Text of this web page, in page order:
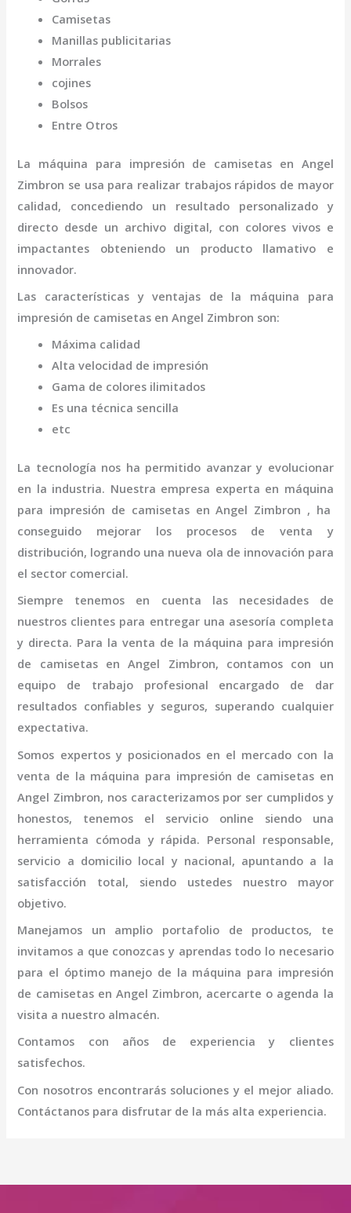
Camisetas
Manillas publicitarias
Morrales
cojines
Bolsos
Entre Otros
La máquina para impresión de camisetas en Angel
Zimbron se usa para realizar trabajos rápidos de mayor
calidad, concediendo un resultado personalizado y
directo desde un archivo digital, con colores vivos e
impactantes obteniendo un producto llamativo e
innovador.
Las características y ventajas de la máquina para
impresión de camisetas en Angel Zimbron son:
Máxima calidad
Alta velocidad de impresión
Gama de colores ilimitados
Es una técnica sencilla
etc
La tecnología nos ha permitido avanzar y evolucionar
en la industria. Nuestra empresa experta en máquina
para impresión de camisetasen Angel Zimbron , ha
conseguido mejorar los procesos de venta y
distribución, logrando una nueva ola de innovación para
el sector comercial.
Siempre tenemos en cuenta las necesidades de
nuestros clientes para entregar una asesoría completa
y directa. Para la venta de la máquina para impresión
de camisetas en Angel Zimbron, contamos con un
equipo de trabajo profesional encargado de dar
resultados confiables y seguros, superando cualquier
expectativa.
Somos expertos y posicionados en el mercado con la
venta de la máquina para impresión de camisetasen
Angel Zimbron, nos caracterizamos por ser cumplidos y
honestos, tenemos el servicio online siendo una
herramienta cómoda y rápida. Personal responsable,
servicio a domicilio local y nacional, apuntando a la
satisfacción total, siendo ustedes nuestro mayor
objetivo.
Manejamos un amplio portafolio de productos, te
invitamos a que conozcas y aprendas todo lo necesario
para el óptimo manejo de la máquina para impresión
de camisetas en Angel Zimbron, acercarte o agenda la
visita a nuestro almacén.
Contamos con años de experiencia y clientes
satisfechos.
Con nosotros encontrarás soluciones y el mejor aliado.
Contáctanos para disfrutar de la más alta experiencia.